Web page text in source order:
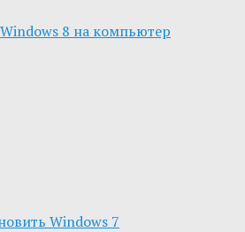
8 на компьютер
Windows 7